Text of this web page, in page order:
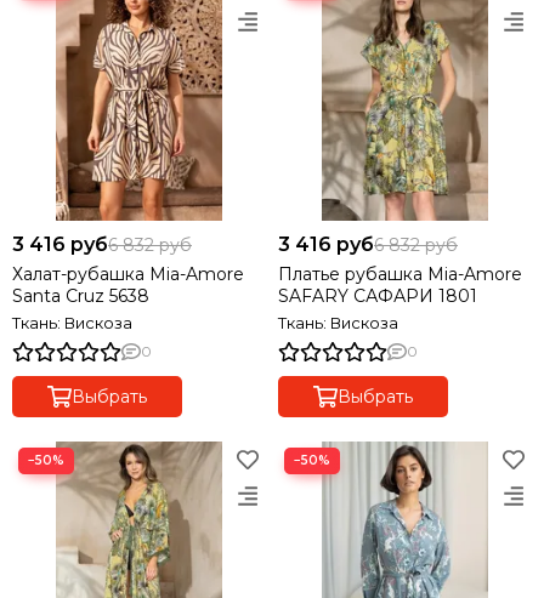
3 416 руб6 832 руб
Халат-рубашка Mia-Amore
Santa Cruz 5638
Ткань: Вискоза
0
Выбрать
3 416 руб6 832 руб
Платье рубашка Mia-Amore
SAFARY САФАРИ 1801
Ткань: Вискоза
0
Выбрать
−50% −50%